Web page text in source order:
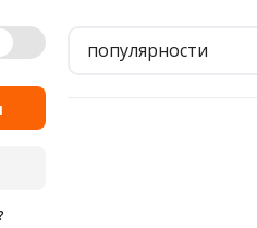
популярности